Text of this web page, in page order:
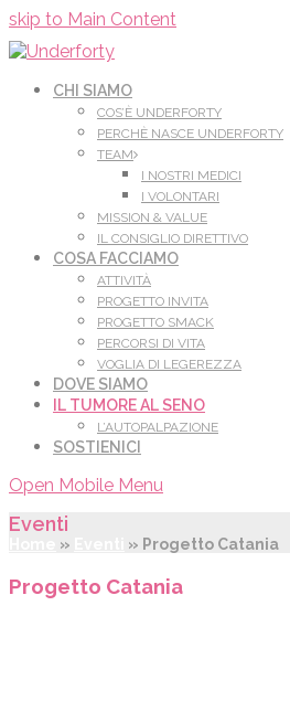
skip to Main Content
CHI SIAMO
COS’È UNDERFORTY
PERCHÈ NASCE UNDERFORTY
TEAM
I NOSTRI MEDICI
I VOLONTARI
MISSION & VALUE
IL CONSIGLIO DIRETTIVO
COSA FACCIAMO
ATTIVITÀ
PROGETTO INVITA
PROGETTO SMACK
PERCORSI DI VITA
VOGLIA DI LEGEREZZA
DOVE SIAMO
IL TUMORE AL SENO
L’AUTOPALPAZIONE
SOSTIENICI
Open Mobile Menu
Eventi
» » Progetto Catania
Progetto Catania